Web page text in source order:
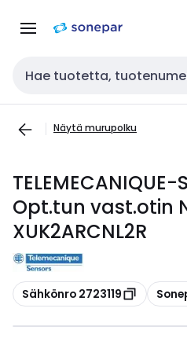
navigointiinsisältöön
Haku
Näytä murupolku
TELEMECANIQUE-
Opt.tun vast.otin
XUK2ARCNL2R
Kopioi
Sähkönro 2723119 Kopioi